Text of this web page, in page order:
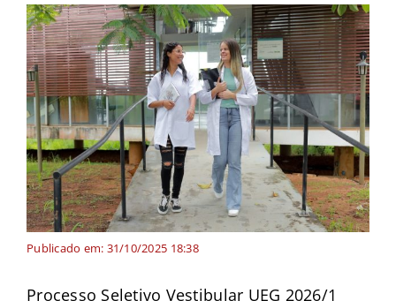
Publicado em: 31/10/2025 18:38
Processo Seletivo Vestibular UEG 2026/1